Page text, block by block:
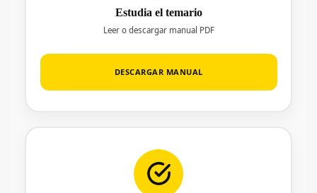
Estudia el temario
Leer o descargar manual PDF
DESCARGAR MANUAL